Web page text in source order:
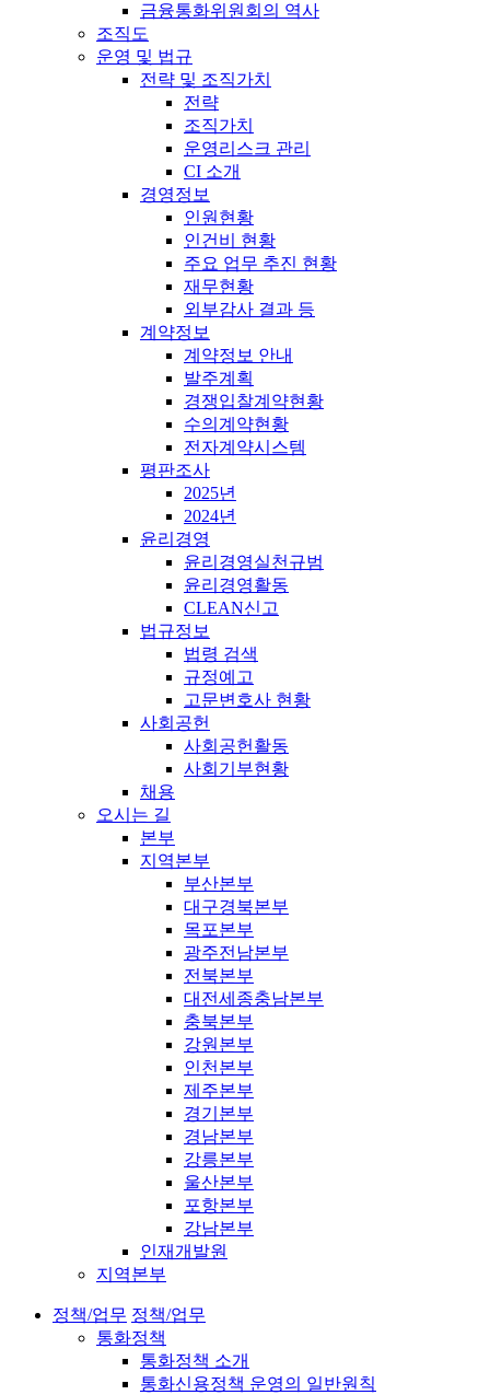
금융통화위원회의 역사
조직도
운영 및 법규
전략 및 조직가치
전략
조직가치
운영리스크 관리
CI 소개
경영정보
인원현황
인건비 현황
주요 업무 추진 현황
재무현황
외부감사 결과 등
계약정보
계약정보 안내
발주계획
경쟁입찰계약현황
수의계약현황
전자계약시스템
평판조사
2025년
2024년
윤리경영
윤리경영실천규범
윤리경영활동
CLEAN신고
법규정보
법령 검색
규정예고
고문변호사 현황
사회공헌
사회공헌활동
사회기부현황
채용
오시는 길
본부
지역본부
부산본부
대구경북본부
목포본부
광주전남본부
전북본부
대전세종충남본부
충북본부
강원본부
인천본부
제주본부
경기본부
경남본부
강릉본부
울산본부
포항본부
강남본부
인재개발원
지역본부
정책/업무 정책/업무
통화정책
통화정책 소개
통화신용정책 운영의 일반원칙